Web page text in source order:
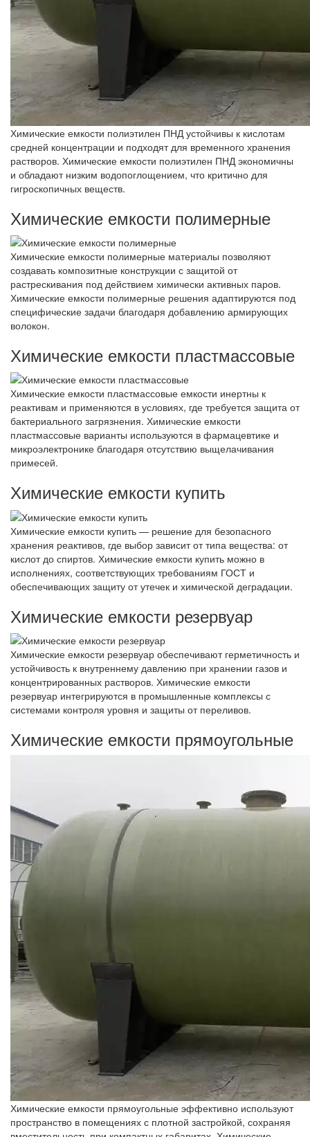
Химические емкости полиэтилен ПНД устойчивы к кислотам
средней концентрации и подходят для временного хранения
растворов. Химические емкости полиэтилен ПНД экономичны
и обладают низким водопоглощением, что критично для
гигроскопичных веществ.
Химические емкости полимерные
Химические емкости полимерные материалы позволяют
создавать композитные конструкции с защитой от
растрескивания под действием химически активных паров.
Химические емкости полимерные решения адаптируются под
специфические задачи благодаря добавлению армирующих
волокон.
Химические емкости пластмассовые
Химические емкости пластмассовые емкости инертны к
реактивам и применяются в условиях, где требуется защита от
бактериального загрязнения. Химические емкости
пластмассовые варианты используются в фармацевтике и
микроэлектронике благодаря отсутствию выщелачивания
примесей.
Химические емкости купить
Химические емкости купить — решение для безопасного
хранения реактивов, где выбор зависит от типа вещества: от
кислот до спиртов. Химические емкости купить можно в
исполнениях, соответствующих требованиям ГОСТ и
обеспечивающих защиту от утечек и химической деградации.
Химические емкости резервуар
Химические емкости резервуар обеспечивают герметичность и
устойчивость к внутреннему давлению при хранении газов и
концентрированных растворов. Химические емкости
резервуар интегрируются в промышленные комплексы с
системами контроля уровня и защиты от переливов.
Химические емкости прямоугольные
Химические емкости прямоугольные эффективно используют
пространство в помещениях с плотной застройкой, сохраняя